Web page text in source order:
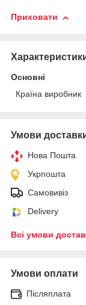
Приховати
Основні
Країна виробник
Умови
Нова Пошта
Укрпошта
Самовивіз
Delivery
Всі умови
Умови оплати
Післяплата